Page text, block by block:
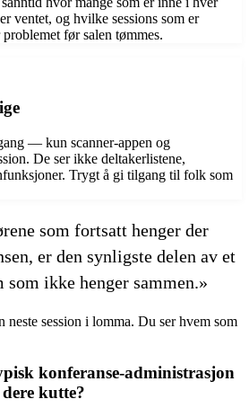
ventet, og hvilke sessions som er
før salen tømmes.
— kun scanner-appen og
De ser ikke deltakerlistene,
Trygt å gi tilgang til folk som
som fortsatt henger der
er den synligste delen av et
som ikke henger sammen.»
neste session i lomma. Du ser hvem som
konferanse-administrasjon
kutte?